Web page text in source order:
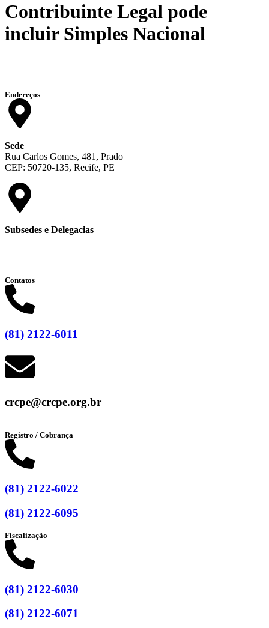
Contribuinte Legal pode
incluir Simples Nacional
Endereços
Sede
Rua Carlos Gomes, 481, Prado
CEP: 50720-135, Recife, PE
Subsedes e Delegacias
Contatos
(81) 2122-6011
crcpe@crcpe.org.br
Registro / Cobrança
(81) 2122-6022
(81) 2122-6095
Fiscalização
(81) 2122-6030
(81) 2122-6071